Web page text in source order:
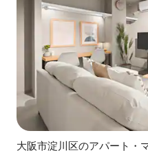
大阪市淀川区のアパート・